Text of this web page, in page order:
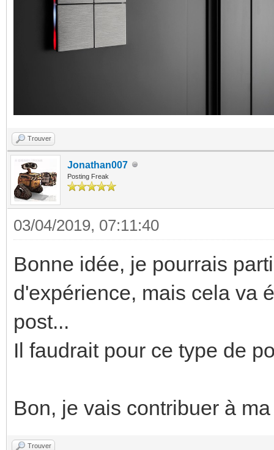
Trouver
Jonathan007
Posting Freak
03/04/2019, 07:11:40
Bonne idée, je pourrais
d'expérience, mais cela va
post...
Il faudrait pour ce type de
Bon, je vais contribuer à
Trouver